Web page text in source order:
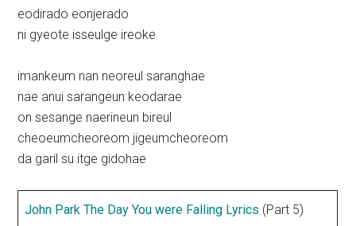
eodirado eonjerado
ni gyeote isseulge ireoke
imankeum nan neoreul saranghae
nae anui sarangeun keodarae
on sesange naerineun bireul
cheoeumcheoreom jigeumcheoreom
da garil su itge gidohae
John Park The Day You were Falling Lyrics (Part 5)